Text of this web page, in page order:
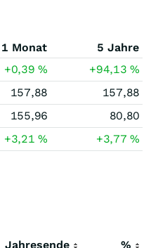
1 Monat
5 Jahre
+0,39% +94,13%
157,88
157,88
155,96
80,80
+3,21% +3,77%
Jahresende
%